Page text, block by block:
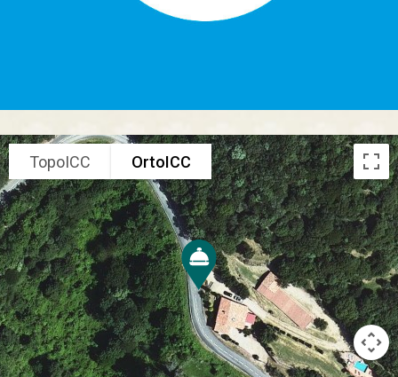
TopoICC OrtoICC